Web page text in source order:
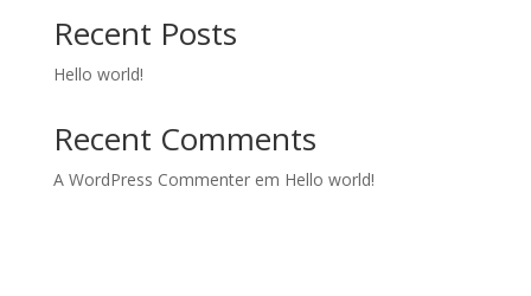
Recent Posts
Hello world!
Recent Comments
A WordPress Commenterem Hello world!